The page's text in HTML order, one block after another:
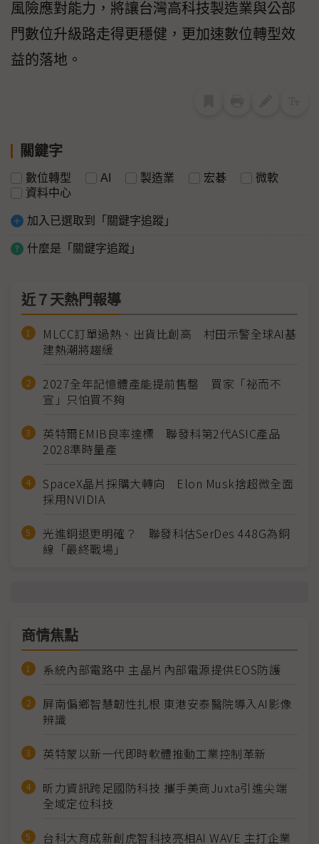
風險應對能力，將讓台灣高科技製造業與公部
門數位升級路走得更穩健，更加速數位轉型效
益的落地。
關鍵字
數位轉型 AI 製造業 宏碁
微軟
資料中心
加入已選取到「關鍵字追蹤」
什麼是「關鍵字追蹤」
近７天熱門報導
MLCC訂單過熱、出貨比創高 村田示警全球AI基
建熱潮將趨緩
2027全年記憶體產能提前售罄 買家「祕而不
宣」只怕買不夠
英特爾EMIB良率達標 聯發科第2代ASIC產品
2028準時量產
SpaceX晶片採購大轉向 Elon Musk捨超微全面
採用NVIDIA
光進銅退更明確？ 聯發科估SerDes 448G為銅
線「最終戰場」
商情焦點
系統內部電路中 主晶片內部電源提供EOS防護
屏南偏鄉智慧韌性扎根 東港安泰醫院導入AI影像
辨識
英特蒙以新一代即時軟體推動工業控制革新
昕力資訊跨足國防科技 攜手美商Juxta引進尖端
全域定位科技
台科大育成新創虎智科技亮相AI WAVE 主打企業